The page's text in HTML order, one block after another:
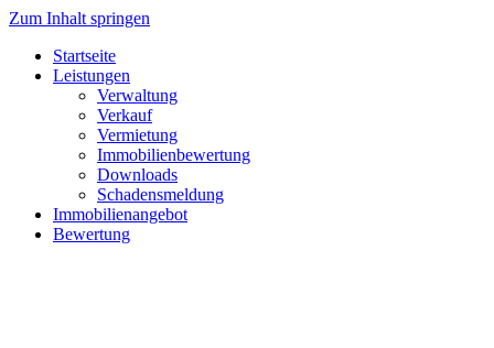
Zum Inhalt springen
Startseite
Leistungen
Verwaltung
Verkauf
Vermietung
Immobilienbewertung
Downloads
Schadensmeldung
Immobilienangebot
Bewertung